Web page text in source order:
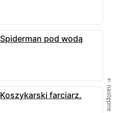
Spiderman pod wodą
Koszykarski farciarz. ← następne